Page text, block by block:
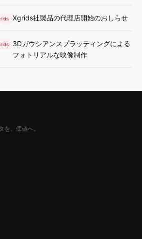
Xgrids社製品の代理店開始のおしらせ
3Dガウシアンスプラッティングによる
フォトリアルな映像制作
を、価値へ。